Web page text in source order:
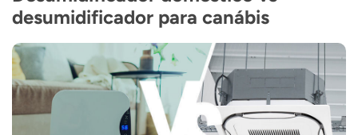
desumidificador para canábis